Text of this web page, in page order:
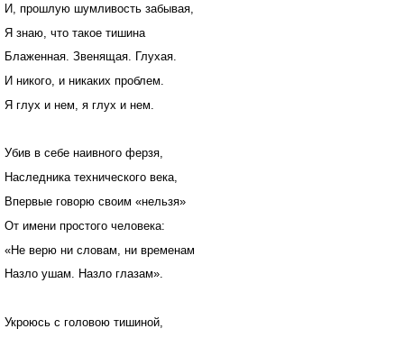
И, прошлую шумливость забывая,
Я знаю, что такое тишина
Блаженная. Звенящая. Глухая.
И никого, и никаких проблем.
Я глух и нем, я глух и нем.
Убив в себе наивного ферзя,
Наследника технического века,
Впервые говорю своим «нельзя»
От имени простого человека:
«Не верю ни словам, ни временам
Назло ушам. Назло глазам».
Укроюсь с головою тишиной,